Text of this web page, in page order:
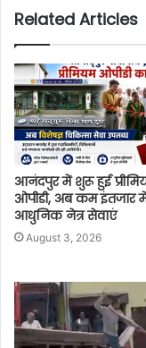
Related Articles
आनंदपुर में शुरू हुई
ओपीडी, अब कम इंतजार
आधुनिक नेत्र सेवाएं
August 3, 2026